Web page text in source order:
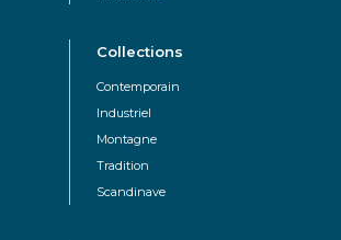
Collections
Contemporain
Industriel
Montagne
Tradition
Scandinave